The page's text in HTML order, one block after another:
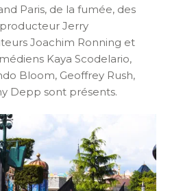
Paris, de la fumée, des
Jerry
Joachim Ronning et
Kaya Scodelario,
Bloom, Geoffrey Rush,
Depp sont présents.